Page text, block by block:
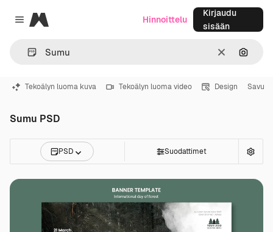
Close menu
Magnific
SelkeäHae
Hinnoittelu
Kirjaudu
sisään
Tekoälyn luoma kuva Tekoälyn luoma video Design Savu
Sumu PSD
PSD Suodattimet